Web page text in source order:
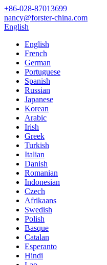
+86-028-87013699
nancy@forster-china.com
English
English
French
German
Portuguese
Spanish
Russian
Japanese
Korean
Arabic
Irish
Greek
Turkish
Italian
Danish
Romanian
Indonesian
Czech
Afrikaans
Swedish
Polish
Basque
Catalan
Esperanto
Hindi